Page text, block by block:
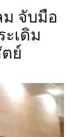
ม จับมือ
ะเดิม
ย์